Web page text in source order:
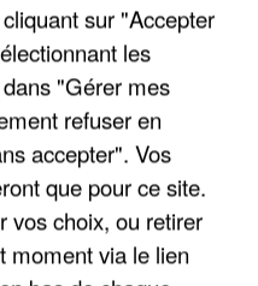
DZ MAFIA
sur "Accepter
les
"Gérer mes
refuser en
accepter". Vos
que pour ce site.
vos choix, ou retirer
moment via le lien